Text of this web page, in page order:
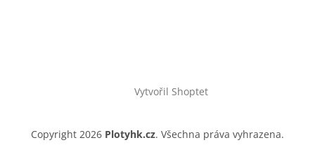
Vytvořil Shoptet
Copyright 2026 Plotyhk.cz. Všechna práva vyhrazena.